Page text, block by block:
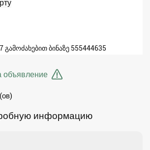
გამოძახებით ბინაზე 555444635
объявление
информацию